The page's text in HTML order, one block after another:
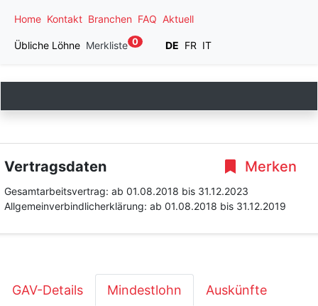
Home Kontakt Branchen FAQ Aktuell
Übliche Löhne Merkliste 0 DE FR IT
Merken
Vertragsdaten
Gesamtarbeitsvertrag: ab 01.08.2018 bis 31.12.2023
Allgemeinverbindlicherklärung: ab 01.08.2018 bis 31.12.2019
GAV-Details Mindestlohn Auskünfte